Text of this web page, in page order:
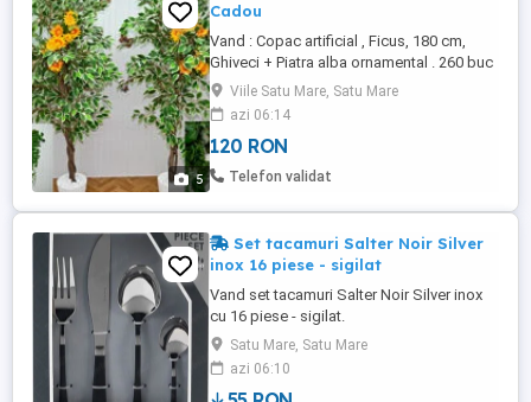
5
Cadou
Vand : Copac artificial , Ficus, 180 cm,
Ghiveci + Piatra alba ornamental . 260 buc
Cadou Floare artificiala, galben, 60 cm x2
Poze recente 2025. Aranjamentul este
artificial si este compus din plastic si
poliester, avand forma unui ficus de 180
cm . ...
Viile Satu Mare, Satu Mare
azi 06:14
120 RON
Telefon validat
Set tacamuri Salter Noir Silver
inox 16 piese - sigilat
Vand set tacamuri Salter Noir Silver inox
cu 16 piese - sigilat.
Satu Mare, Satu Mare
azi 06:10